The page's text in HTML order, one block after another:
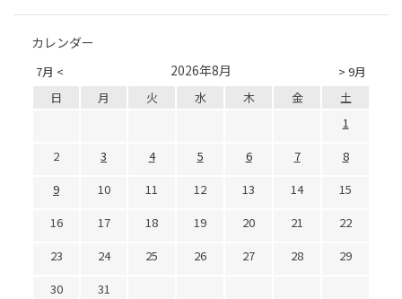
カレンダー
7月 < > 9月
2026年8月
日 月 火 水 木 金
土
1
2
3 4 5 6 7
8
9
10 11 12 13 14
15
16
17 18 19 20 21
22
23
24 25 26 27 28
29
30
31